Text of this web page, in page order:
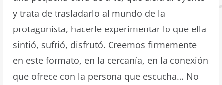
y trata de trasladarlo al mundo de la
protagonista, hacerle experimentar lo que ella
sintió, sufrió, disfrutó. Creemos firmemente
en este formato, en la cercanía, en la conexión
que ofrece con la persona que escucha… No